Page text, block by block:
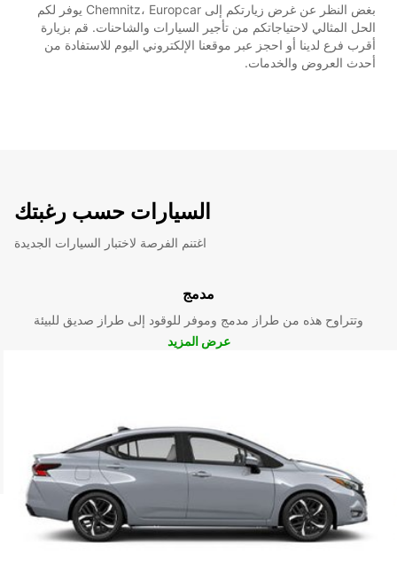
بغض النظر عن غرض زيارتكم إلى Chemnitz، Europcar يوفر لكم
الحل المثالي لاحتياجاتكم من تأجير السيارات والشاحنات. قم بزيارة
أقرب فرع لدينا أو احجز عبر موقعنا الإلكتروني اليوم للاستفادة من
أحدث العروض والخدمات.
السيارات حسب رغبتك
اغتنم الفرصة لاختبار السيارات الجديدة
مدمج
وتتراوح هذه من طراز مدمج وموفر للوقود إلى طراز صديق للبيئة
عرض المزيد